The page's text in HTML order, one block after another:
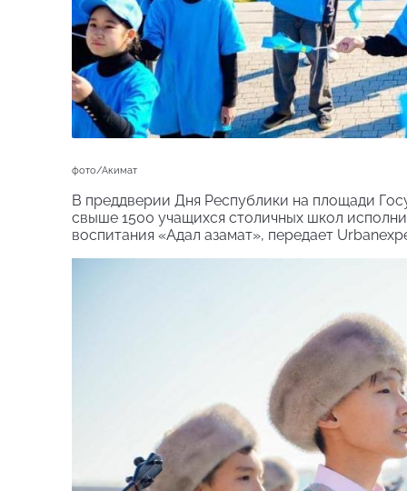
фото/Акимат
В преддверии Дня Республики на площади
свыше 1500 учащихся столичных школ
воспитания «Адал азамат», передает